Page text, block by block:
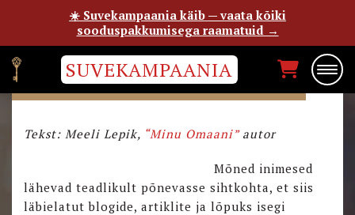
SUVEKAMPAANIA
“MINU OMAANI” SÜNNILUGU
Tekst: Meeli Lepik, “Minu Omaani”autor
Mõned inimesed
lähevad teadlikult põnevasse sihtkohta, et siis
läbielatut blogide, artiklite ja lõpuks isegi
☀️ Suvekampaania käib — vaata kõiki
sooduspakkumisega raamatuid →